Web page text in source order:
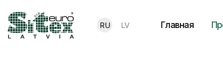
RU LV Главная